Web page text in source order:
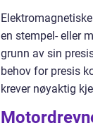
en stempel- eller
grunn av sin
behov for presis
krever nøyaktig